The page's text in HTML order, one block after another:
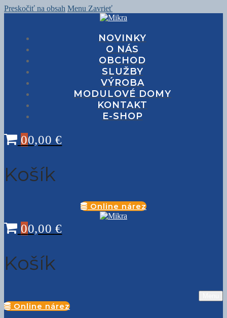
Preskočiť na obsah Menu Zavrieť
NOVINKY
O NÁS
OBCHOD
SLUŽBY
VÝROBA
MODULOVÉ DOMY
KONTAKT
E-SHOP
00,00 €
Košík
Online nárez
00,00 €
Košík
Online nárez